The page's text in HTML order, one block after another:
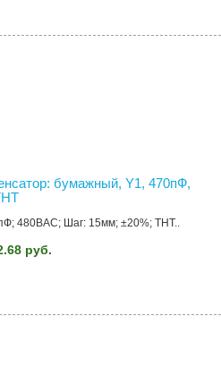
бумажный, Y1, 470пФ,
480ВAC; Шаг: 15мм; ±20%; THT..
руб.